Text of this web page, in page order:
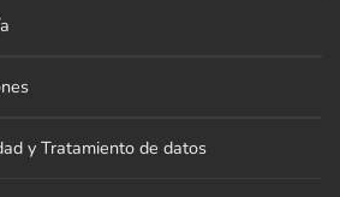
y Tratamiento de datos